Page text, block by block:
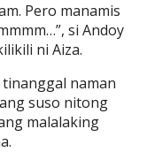
Pero manamis
si Andoy
ni Aiza.
naman
suso nitong
malalaking